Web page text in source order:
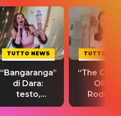
TUTTO NEWS
“Bangaranga”
di Dara:
testo,
traduzione e
TUTTO
“The
Olivia
testo,